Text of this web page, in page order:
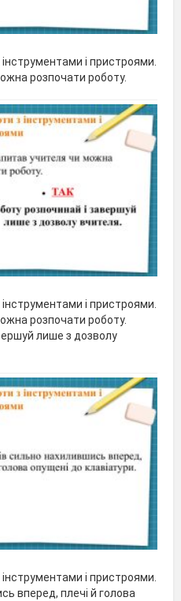
і пристроями.
розпочати роботу.
і пристроями.
розпочати роботу.
лише з дозволу
і пристроями.
вперед, плечі й голова